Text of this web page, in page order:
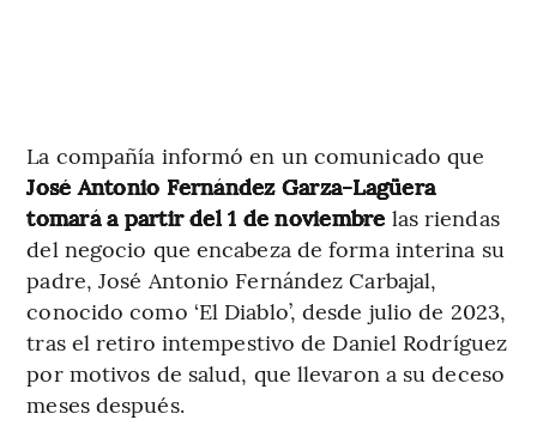
La compañía informó en un comunicado que
José Antonio Fernández Garza-Lagüera
tomará a partir del 1 de noviembre las riendas
del negocio que encabeza de forma interina su
padre, José Antonio Fernández Carbajal,
conocido como ‘El Diablo’, desde julio de 2023,
tras el retiro intempestivo de Daniel Rodríguez
por motivos de salud, que llevaron a su deceso
meses después.